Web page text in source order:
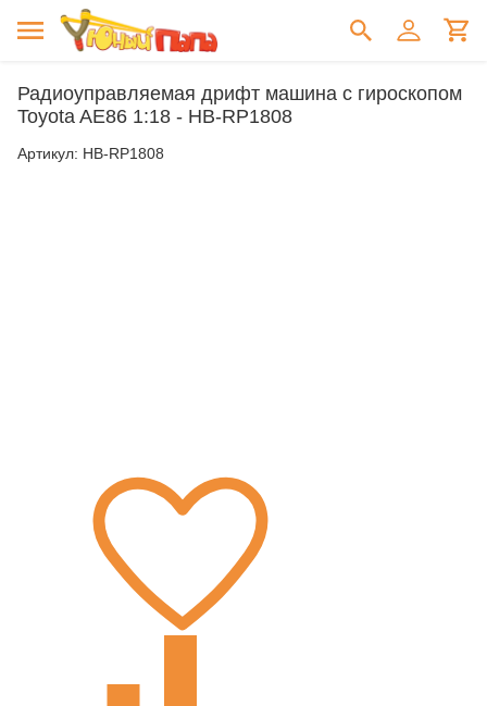
Радиоуправляемая дрифт машина с гироскопом
Toyota AE86 1:18 - HB-RP1808
Артикул: HB-RP1808